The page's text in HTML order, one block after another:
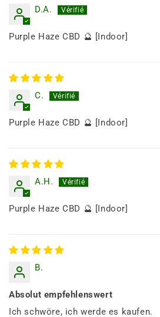
D.A.
Purple Haze CBD 🔮 [Indoor]
C.
Purple Haze CBD 🔮 [Indoor]
A.H.
Purple Haze CBD 🔮 [Indoor]
B.
Absolut empfehlenswert
Ich schwöre, ich werde es kaufen.